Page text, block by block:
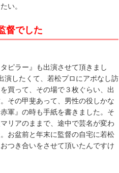
い。
督でした
ピラー』も出演させて頂きまし
演したくて、若松プロにアポなし訪
買って、その場で３枚ぐらい、出
その甲斐あって、男性の役しかな
軍』の時も手紙を書きました。そ
リアのままで、途中で芸名が変わ
お盆前と年末に監督の自宅に若松
つき合いをさせて頂いたんですけ